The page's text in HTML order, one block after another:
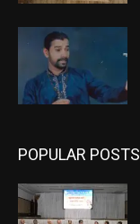
POPULAR POSTS